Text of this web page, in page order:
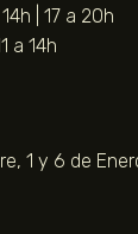
| 17 a 20h
a 14h
1 y 6 de